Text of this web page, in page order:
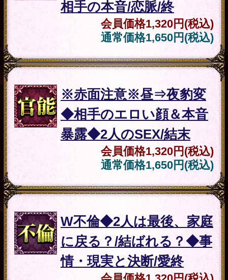
結婚】婚姻時期/子宝
会員価格2,530円(税込)
通常価格3,080円(税込)
▲カテゴリーTOPへ
人生 【速報】激変X月X日≪次
あなたに訪れる運命岐路
≫選択/結果⇒半年後